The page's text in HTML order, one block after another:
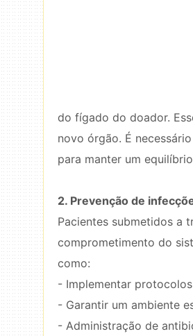
do fígado do doador.
novo órgão. É
para manter um
2. Prevenção de
Pacientes submetidos a
comprometimento do
como:
- Implementar
- Garantir um ambiente
- Administração de